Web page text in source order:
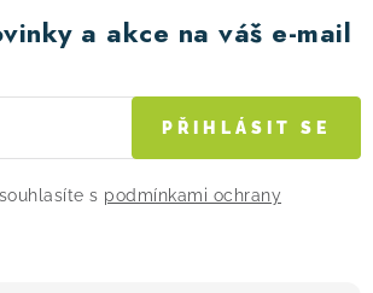
a akce na váš e-mail
s podmínkami ochrany
PŘIHLÁSIT SE